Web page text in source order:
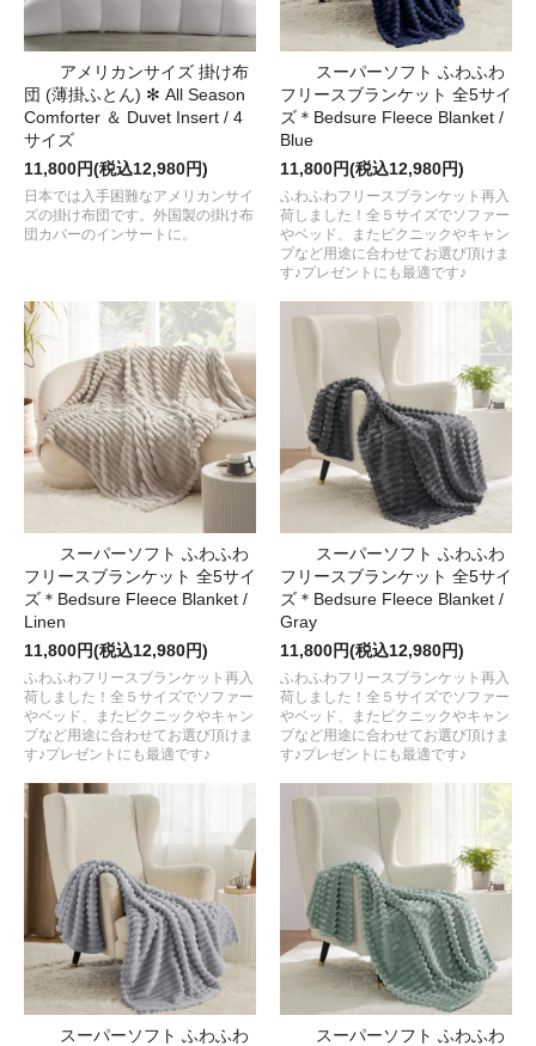
アメリカンサイズ 掛け布
団 (薄掛ふとん) ✻ All Season
Comforter ＆ Duvet Insert / 4
サイズ
11,800円(税込12,980円)
日本では入手困難なアメリカンサイ
ズの掛け布団です。外国製の掛け布
団カバーのインサートに。
スーパーソフト ふわふわ
フリースブランケット 全5サイ
ズ＊Bedsure Fleece Blanket /
Blue
11,800円(税込12,980円)
ふわふわフリースブランケット再入
荷しました！全５サイズでソファー
やベッド、またピクニックやキャン
プなど用途に合わせてお選び頂けま
す♪プレゼントにも最適です♪
スーパーソフト ふわふわ
フリースブランケット 全5サイ
ズ＊Bedsure Fleece Blanket /
Linen
11,800円(税込12,980円)
ふわふわフリースブランケット再入
荷しました！全５サイズでソファー
やベッド、またピクニックやキャン
プなど用途に合わせてお選び頂けま
す♪プレゼントにも最適です♪
スーパーソフト ふわふわ
フリースブランケット 全5サイ
ズ＊Bedsure Fleece Blanket /
Gray
11,800円(税込12,980円)
ふわふわフリースブランケット再入
荷しました！全５サイズでソファー
やベッド、またピクニックやキャン
プなど用途に合わせてお選び頂けま
す♪プレゼントにも最適です♪
スーパーソフト ふわふわ
スーパーソフト ふわふわ